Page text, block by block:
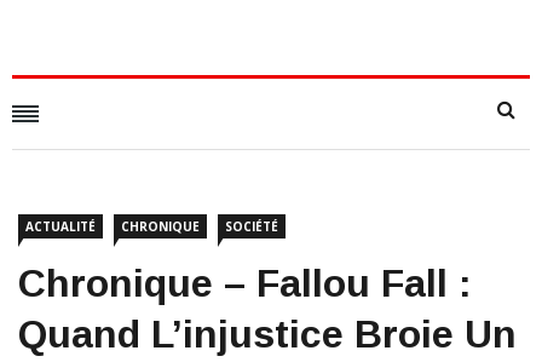
ACTUALITÉ CHRONIQUE SOCIÉTÉ
Chronique – Fallou Fall :
Quand L’injustice Broie Un